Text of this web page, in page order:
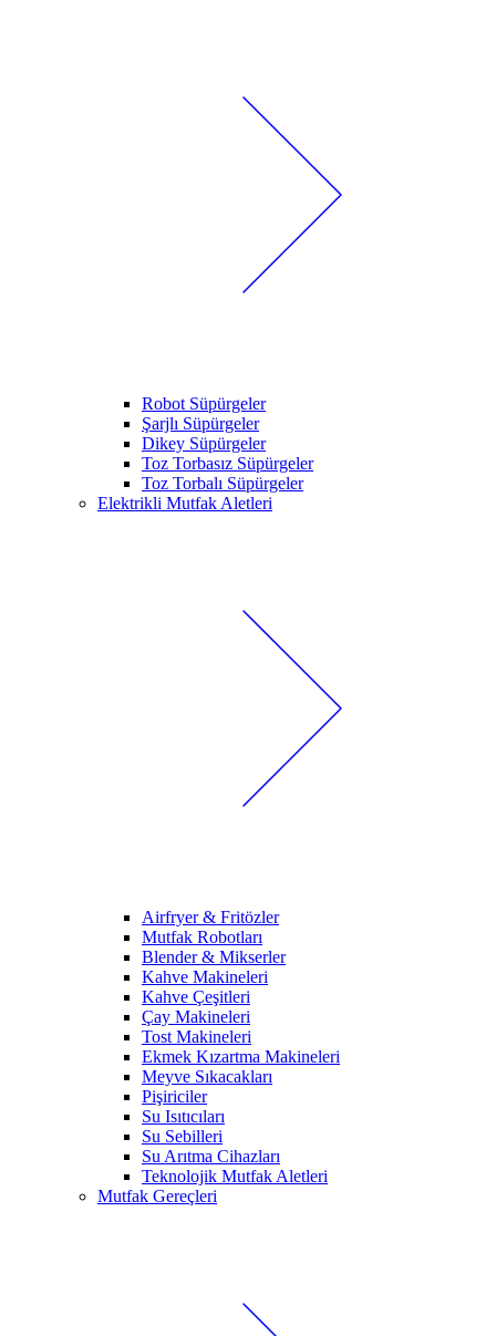
Robot Süpürgeler
Şarjlı Süpürgeler
Dikey Süpürgeler
Toz Torbasız Süpürgeler
Toz Torbalı Süpürgeler
Elektrikli Mutfak Aletleri
Airfryer & Fritözler
Mutfak Robotları
Blender & Mikserler
Kahve Makineleri
Kahve Çeşitleri
Çay Makineleri
Tost Makineleri
Ekmek Kızartma Makineleri
Meyve Sıkacakları
Pişiriciler
Su Isıtıcıları
Su Sebilleri
Su Arıtma Cihazları
Teknolojik Mutfak Aletleri
Mutfak Gereçleri